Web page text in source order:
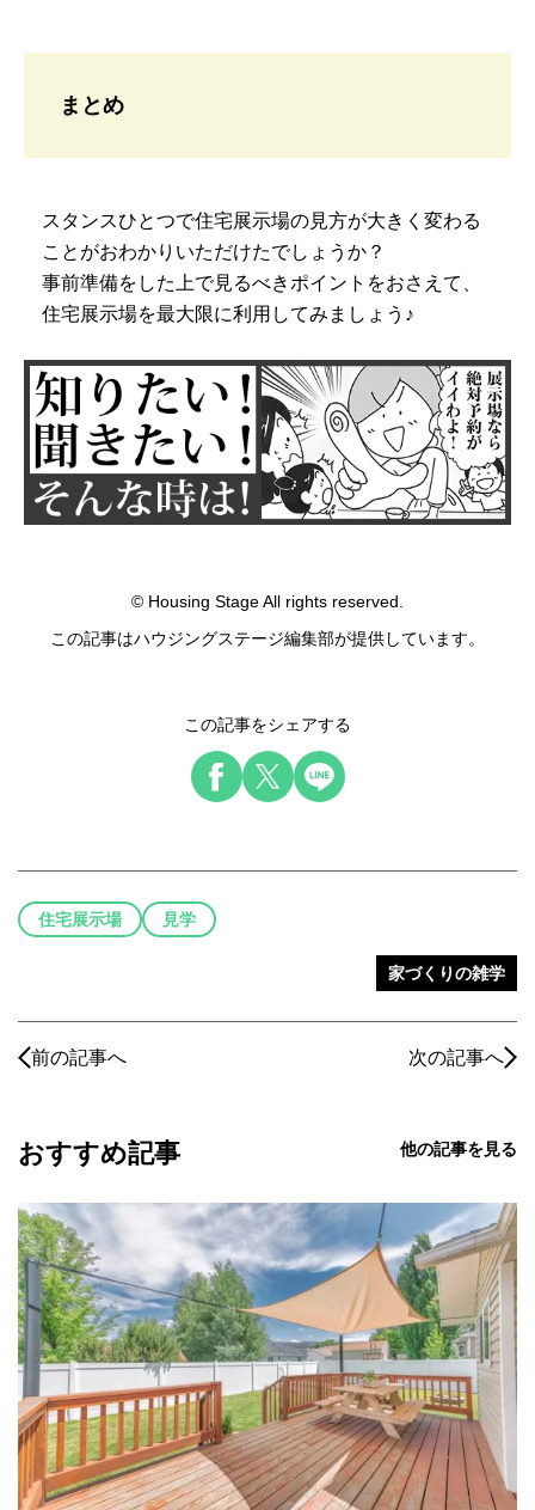
まとめ
スタンスひとつで住宅展示場の見方が大きく変わる
ことがおわかりいただけたでしょうか？
事前準備をした上で見るべきポイントをおさえて、
住宅展示場を最大限に利用してみましょう♪
© Housing Stage All rights reserved.
この記事はハウジングステージ編集部が提供しています。
この記事をシェアする
住宅展示場 見学
家づくりの雑学
前の記事へ 次の記事へ
おすすめ記事 他の記事を見る